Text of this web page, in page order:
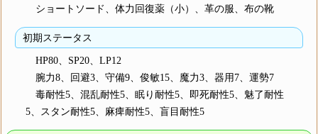
ショートソード、体力回復薬（小）、革の服、布の靴
初期ステータス
HP80、SP20、LP12
腕力8、回避3、守備9、俊敏15、魔力3、器用7、運勢7
毒耐性5、混乱耐性5、眠り耐性5、即死耐性5、魅了耐性
5、スタン耐性5、麻痺耐性5、盲目耐性5